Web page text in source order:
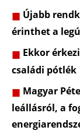
Újabb
érinthet a
Ekkor
családi pótlék
Magyar
leállásról, a